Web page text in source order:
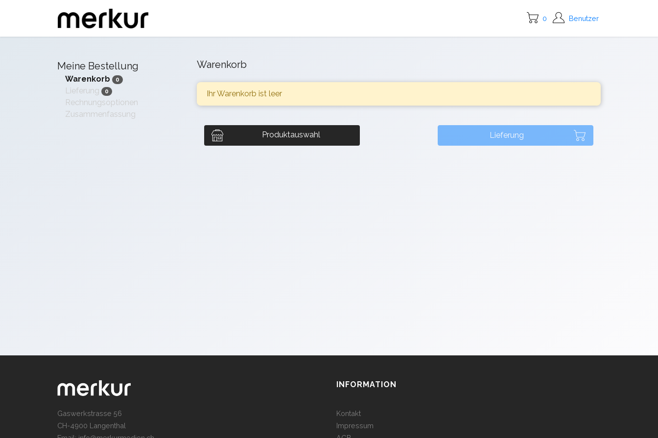
0 Benutzer
Meine Bestellung
Warenkorb 0
Lieferung 0
Rechnungsoptionen
Zusammenfassung
Warenkorb
Ihr Warenkorb ist leer
Produktauswahl Lieferung
Gaswerkstrasse 56
CH-4900 Langenthal
INFORMATION
Kontakt
Impressum